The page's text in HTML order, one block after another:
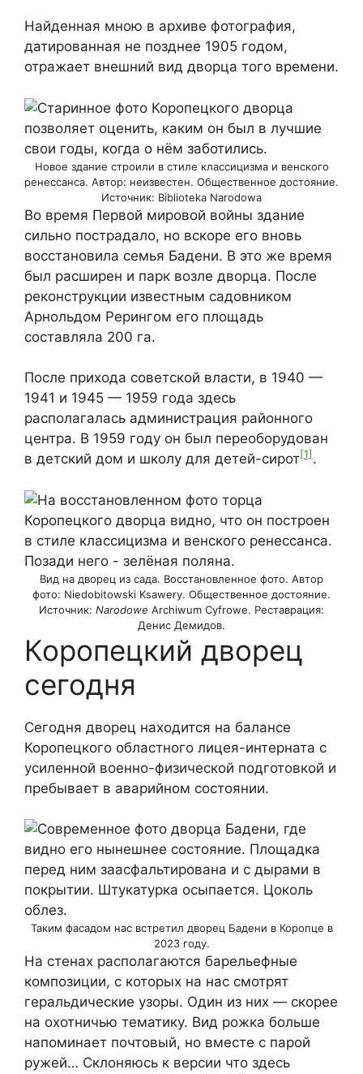
Найденная мною в архиве фотография,
датированная не позднее 1905 годом,
отражает внешний вид дворца того времени.
Новое здание строили в стиле классицизма и венского
ренессанса. Автор: неизвестен. Общественное достояние.
Источник: Biblioteka Narodowa
Во время Первой мировой войны здание
сильно пострадало, но вскоре его вновь
восстановила семья Бадени. В это же время
был расширен и парк возле дворца. После
реконструкции известным садовником
Арнольдом Рерингом его площадь
составляла 200 га.
После прихода советской власти, в 1940 —
1941 и 1945 — 1959 года здесь
располагалась администрация районного
центра. В 1959 году он был переоборудован
в детский дом и школу для детей-сирот[1] .
Вид на дворец из сада. Восстановленное фото. Автор
фото: Niedobitowski Ksawery. Общественное достояние.
Источник: Narodowe Archiwum Cyfrowe. Реставрация:
Денис Демидов.
Коропецкий дворец
сегодня
Сегодня дворец находится на балансе
Коропецкого областного лицея-интерната с
усиленной военно-физической подготовкой и
пребывает в аварийном состоянии.
Таким фасадом нас встретил дворец Бадени в Коропце в
2023 году.
На стенах располагаются барельефные
композиции, с которых на нас смотрят
геральдические узоры. Один из них — скорее
на охотничью тематику. Вид рожка больше
напоминает почтовый, но вместе с парой
ружей… Склоняюсь к версии что здесь